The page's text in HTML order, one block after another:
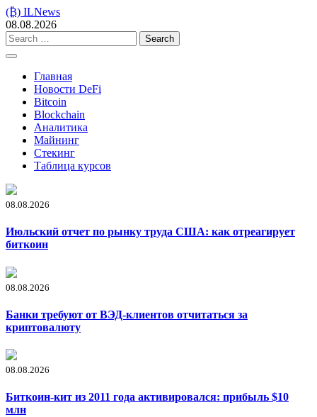
Skip
to
content
(₿) ILNews
08.08.2026
Search
for:
Главная
Новости DeFi
Bitcoin
Blockchain
Аналитика
Майнинг
Стекинг
Таблица курсов
08.08.2026
Июльский отчет по рынку труда США: как отреагирует
биткоин
08.08.2026
Банки требуют от ВЭД-клиентов отчитаться за
криптовалюту
08.08.2026
Биткоин-кит из 2011 года активировался: прибыль $10
млн